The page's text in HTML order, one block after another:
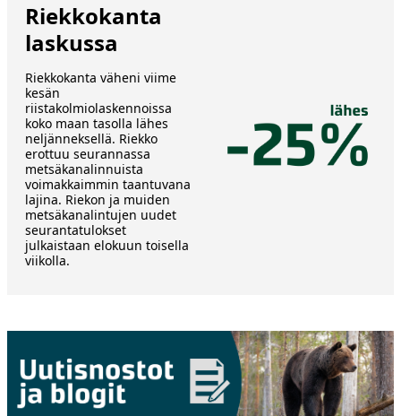
Riekkokanta
laskussa
Riekkokanta väheni viime
kesän
riistakolmiolaskennoissa
koko maan tasolla lähes
neljänneksellä. Riekko
erottuu seurannassa
metsäkanalinnuista
voimakkaimmin taantuvana
lajina. Riekon ja muiden
metsäkanalintujen uudet
seurantatulokset
julkaistaan elokuun toisella
viikolla.